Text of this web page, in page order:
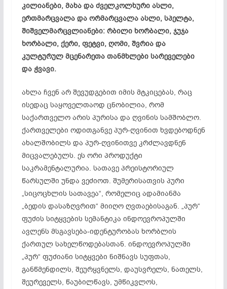
კილიანები, მახა და ძველკოლხური ასლი,
ერთმარცვალა და ორმარცვალა ასლი, სპელტა,
შიშველმარცვლიანები: რბილი ხორბალი, ჯუჯა
ხორბალი, ქერი, ფეტვი, ღომი, შვრია და
კულტურულ მცენარეთა თანმხლები სარეველები
და ჭვავი.
ახლა ჩვენ არ შევუდგებით იმის მტკიცებას, რაც
ისედაც საყოველთაოდ ცნობილია, რომ
საქართველო არის პურისა და ღვინის სამშობლო.
ქართველები ოდითგანვე პურ-ღვინით ხვდებოდნენ
ახალშობილს და პურ-ღვინითვე კრძლავდნენ
მიცვალებულს. ეს ორი პროდუქტი
საკრამენტალურია. სათავე პრეისტორიულ
წარსულში უნდა ვეძიოთ. შუმერისათვის პური
„სიცოცხლის სათავეა“, რომელიც ადამიანმა
„ბედის დასაზღვრით“ მიიღო ღვთაებისაგან. „პურ“
ფუძის სიტყვების სემანტიკა ინდოევროპულში
ავლენს მსგავსება-იდენტურობას ხორბლის
ქართულ სახელწოდებასთან. ინდოევროპულში
„პურ“ ფუძიანი სიტყვები ნიშნავს სუფთას,
განწმენდილს, შეურყვნელს, დაუსვრელს, ნათელს,
შეურეველს, წაუბილწავს, უმწიკვლოს,